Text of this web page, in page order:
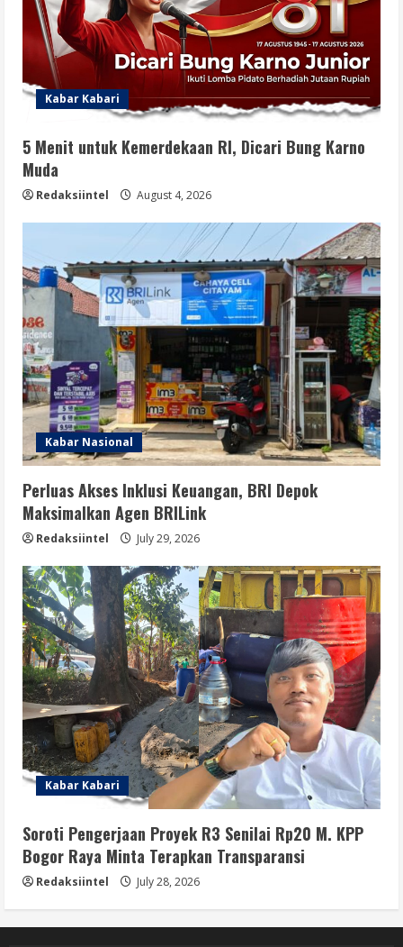
Kabar Kabari
5 Menit untuk Kemerdekaan RI, Dicari Bung Karno
Muda
Redaksiintel August 4, 2026
Kabar Nasional
Perluas Akses Inklusi Keuangan, BRI Depok
Maksimalkan Agen BRILink
Redaksiintel July 29, 2026
Kabar Kabari
Soroti Pengerjaan Proyek R3 Senilai Rp20 M. KPP
Bogor Raya Minta Terapkan Transparansi
Redaksiintel July 28, 2026